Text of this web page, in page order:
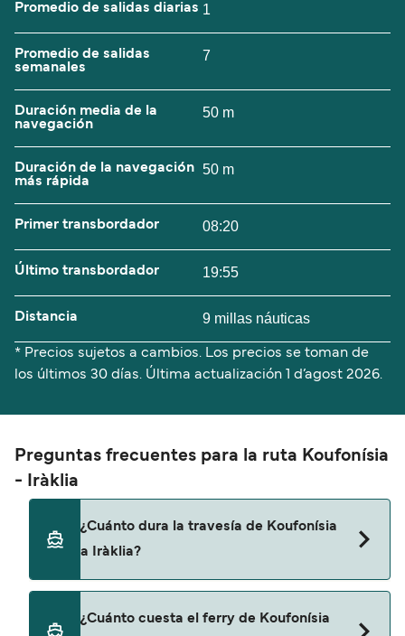
Promedio de salidas diarias 1
Promedio de salidas
semanales
7
Duración media de la
navegación
50 m
Duración de la navegación
más rápida
50 m
Primer transbordador 08:20
Último transbordador 19:55
Distancia 9 millas náuticas
* Precios sujetos a cambios. Los precios se toman de
los últimos 30 días. Última actualización 1 d’agost 2026.
Preguntas frecuentes para la ruta Koufonísia
- Iràklia
¿Cuánto dura la travesía de Koufonísia
a Iràklia?
Iràklia es de aproximadamente 50 minutos. La
¿Cuánto cuesta el ferry de Koufonísia